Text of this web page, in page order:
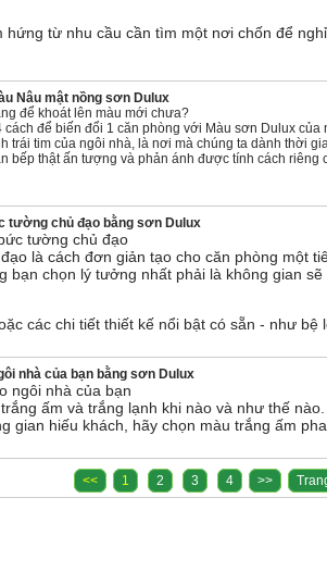
từ nhu cầu cần tìm một nơi chốn để
Nâu mật nồng sơn Dulux
để khoát lên màu mới chưa?
để biến đổi 1 căn phòng với Màu sơn Dulux của
trái tim của ngôi nhà, là nơi mà chúng ta dành thời
bếp thật ấn tượng và phản ánh được tính cách
tường chủ đạo bằng sơn Dulux
tường chủ đạo
là cách đơn giản tạo cho căn phòng một
bạn chọn lý tưởng nhất phải là không gian
các chi tiết thiết kế nổi bật có sẵn - như bệ
nhà của bạn bằng sơn Dulux
ngôi nhà của bạn
ấm và trắng lạnh khi nào và như thế
gian hiếu khách, hãy chọn màu trắng ấm
<< 1 2 3 4 >>